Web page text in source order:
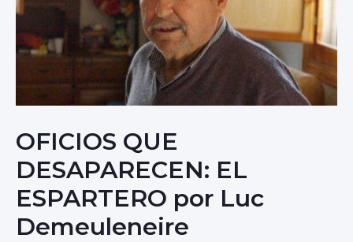
OFICIOS QUE
DESAPARECEN: EL
ESPARTERO por Luc
Demeuleneire